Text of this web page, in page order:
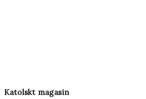
Katolskt magasin